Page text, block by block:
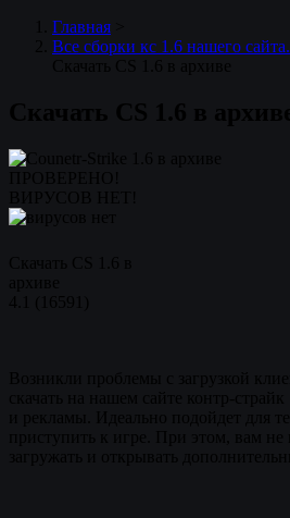
Главная
Все сборки кс 1.6 нашего сайта.